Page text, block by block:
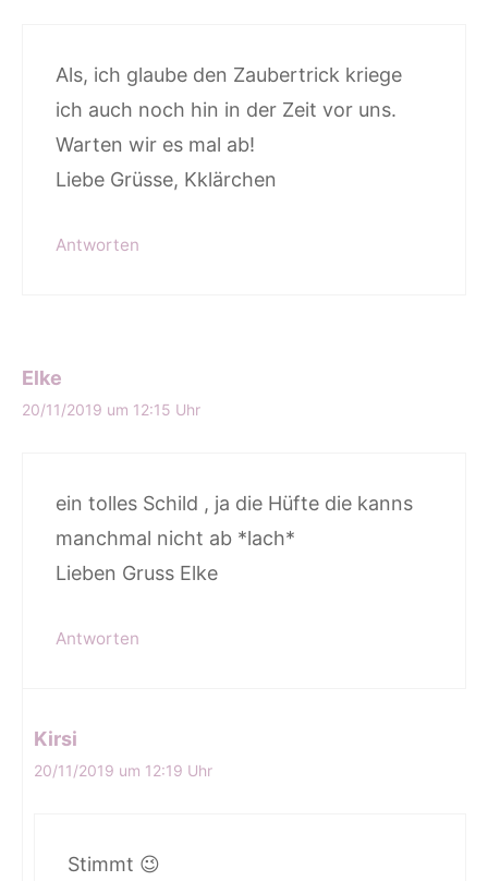
Als, ich glaube den Zaubertrick kriege
ich auch noch hin in der Zeit vor uns.
Warten wir es mal ab!
Liebe Grüsse, Kklärchen
Antworten
Elke
20/11/2019 um 12:15 Uhr
ein tolles Schild , ja die Hüfte die kanns
manchmal nicht ab *lach*
Lieben Gruss Elke
Antworten
Kirsi
20/11/2019 um 12:19 Uhr
Stimmt 😉